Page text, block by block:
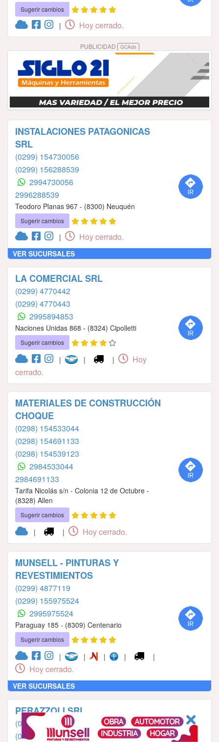
Sugerir cambios
| Hoy cerrado.
PUBLICIDAD GCAds
INSTALACIONES PATAGONICAS
SRL
(0299) 154730056
(0299) 156288539
2994730056
2996288539
Teodoro Planas 967 - (8300) Neuquén
Sugerir cambios
| Hoy cerrado.
VER SUCURSALES
LA COMERCIAL SRL
(0299) 4770442
(0299) 4770443
2995894853
Naciones Unidas 868 - (8324) Cipolletti
Sugerir cambios
| | |
Hoy
cerrado.
MATERIALES DE CONSTRUCCIÓN
CHOQUE
(0298) 154533044
(0298) 154691133
(0298) 154539123
2984533044
2984691133
Tarifa Nicolás s/n - Colonia 12 de Octubre -
(8328) Allen
Sugerir cambios
| | Hoy cerrado.
MUNSELL - PINTURAS Y
REVESTIMIENTOS
(0299) 4877119
(0299) 155975524
2995975524
Paraguay 185 - (8309) Centenario
Sugerir cambios
| | | | |
Hoy cerrado.
VER SUCURSALES
PERAZZOLI SRL
(0299) 153262711
(0299) 153258680